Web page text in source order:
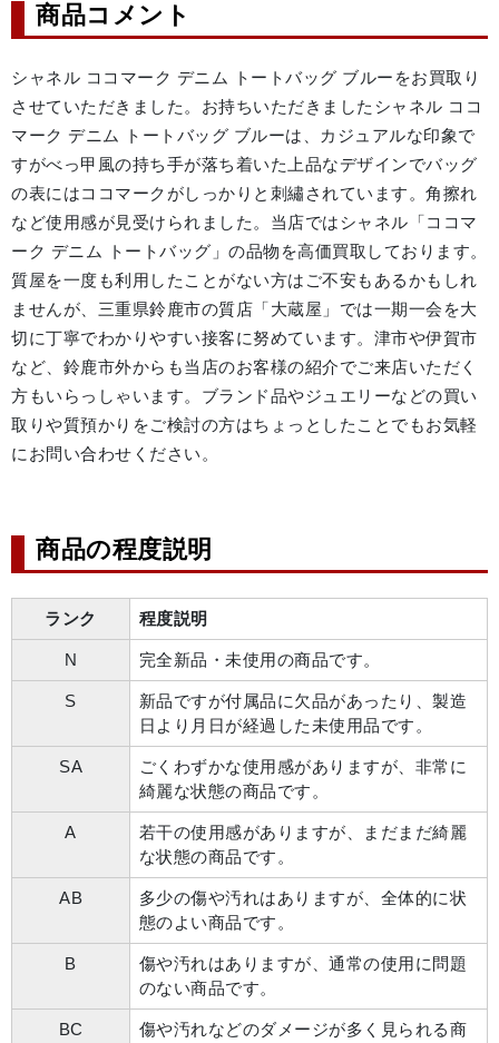
商品コメント
シャネル ココマーク デニム トートバッグ ブルーをお買取り
させていただきました。お持ちいただきましたシャネル ココ
マーク デニム トートバッグ ブルーは、カジュアルな印象で
すがべっ甲風の持ち手が落ち着いた上品なデザインでバッグ
の表にはココマークがしっかりと刺繡されています。角擦れ
など使用感が見受けられました。当店ではシャネル「ココマ
ーク デニム トートバッグ」の品物を高価買取しております。
質屋を一度も利用したことがない方はご不安もあるかもしれ
ませんが、三重県鈴鹿市の質店「大蔵屋」では一期一会を大
切に丁寧でわかりやすい接客に努めています。津市や伊賀市
など、鈴鹿市外からも当店のお客様の紹介でご来店いただく
方もいらっしゃいます。ブランド品やジュエリーなどの買い
取りや質預かりをご検討の方はちょっとしたことでもお気軽
にお問い合わせください。
商品の程度説明
ランク 程度説明
N 完全新品・未使用の商品です。
S
新品ですが付属品に欠品があったり、製造
日より月日が経過した未使用品です。
SA
ごくわずかな使用感がありますが、非常に
綺麗な状態の商品です。
A
若干の使用感がありますが、まだまだ綺麗
な状態の商品です。
AB
多少の傷や汚れはありますが、全体的に状
態のよい商品です。
B
傷や汚れはありますが、通常の使用に問題
のない商品です。
BC
傷や汚れなどのダメージが多く見られる商